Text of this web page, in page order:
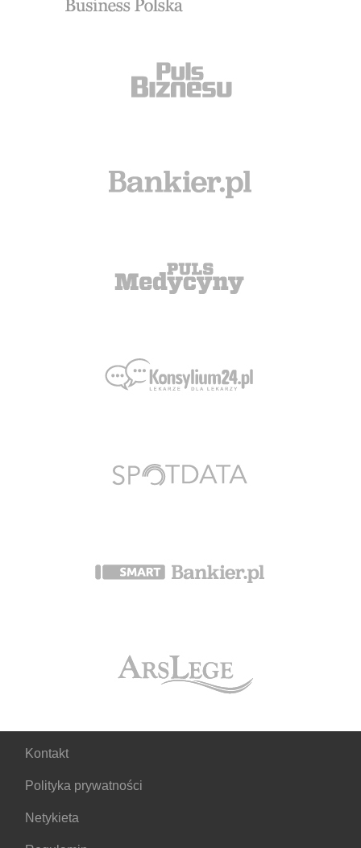
Kontakt
Polityka prywatności
Netykieta